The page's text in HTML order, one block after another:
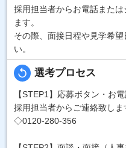
採用担当者からお電話また
ます。
その際、面接日程や見学希
い。
replay 選考プロセス
【STEP1】応募ボタン・お
採用担当者からご連絡致しま
◇0120-280-356